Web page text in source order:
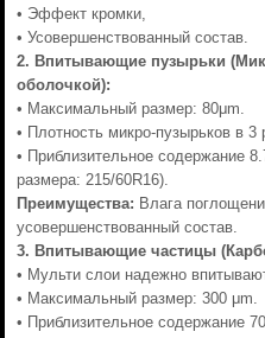
• Эффект кромки,
• Усовершенствованный состав.
2. Впитывающие пузырьки
оболочкой):
• Максимальный размер: 80μm.
• Плотность микро-пузырьков в
• Приблизительное содержание
размера: 215/60R16).
Преимущества: Влага
усовершенствованный состав.
3. Впитывающие частицы
• Мульти слои надежно
• Максимальный размер: 300 μm.
• Приблизительное содержание